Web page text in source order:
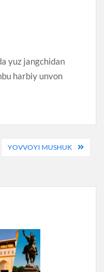
yuz jangchidan
harbiy unvon
YOVVOYI MUSHUK